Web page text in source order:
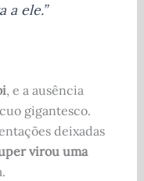
a ele.”
, e a ausência
gigantesco.
deixadas
virou uma